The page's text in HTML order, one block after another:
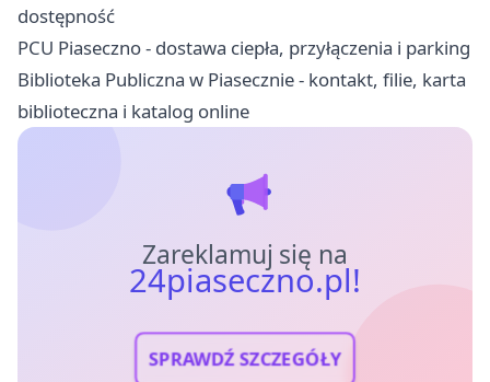
dostępność
PCU Piaseczno - dostawa ciepła, przyłączenia i parking
Biblioteka Publiczna w Piasecznie - kontakt, filie, karta
biblioteczna i katalog online
Zareklamuj się na
24piaseczno.pl!
SPRAWDŹ SZCZEGÓŁY